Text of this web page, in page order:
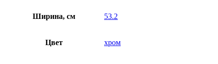
Ширина, см 53.2
Цвет хром